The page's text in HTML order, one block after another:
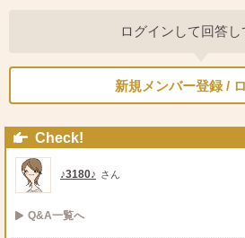
ログインして回答し
新規メンバー登録 /
Check!
♪3180♪ さん
Q&A一覧へ